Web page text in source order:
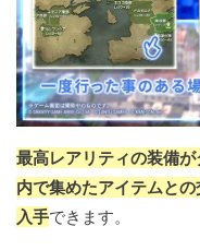
最高レアリティの装備
内で集めたアイテムと
入手できます。